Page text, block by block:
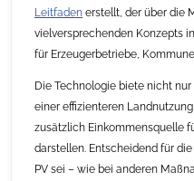
Leitfaden erstellt, der über die
vielversprechenden Konzepts
für Erzeugerbetriebe,
Die Technologie biete nicht
einer effizienteren
zusätzlich Einkommensquelle
darstellen. Entscheidend für
PV sei – wie bei anderen